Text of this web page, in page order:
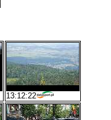
13:12:22